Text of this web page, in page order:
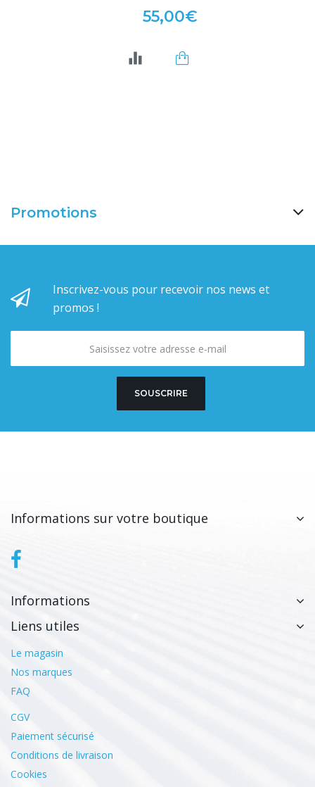
55,00€
Promotions
Inscrivez-vous pour recevoir nos news et
promos !
SOUSCRIRE
Informations sur votre boutique
Informations
Liens utiles
Le magasin
Nos marques
FAQ
CGV
Paiement sécurisé
Conditions de livraison
Cookies